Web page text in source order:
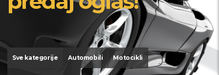
Sve kategorije Automobili Motocikli